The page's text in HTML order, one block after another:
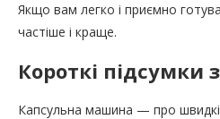
Якщо вам легко і приємно
частіше і краще.
Короткі підсумки
Капсульна машина — про